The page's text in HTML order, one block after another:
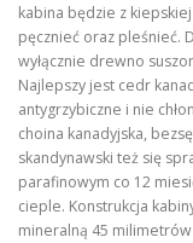
kabina będzie z
pęcznieć oraz pleśnieć.
wyłącznie drewno
Najlepszy jest cedr
antygrzybiczne i nie
choina kanadyjska,
skandynawski też się
parafinowym co 12
cieple. Konstrukcja
mineralną 45